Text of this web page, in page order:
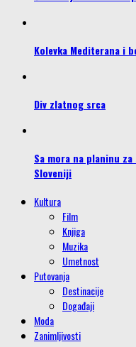
Kolevka Mediterana i
Div zlatnog srca
Sa mora na planinu
Sloveniji
Kultura
Film
Knjiga
Muzika
Umetnost
Putovanja
Destinacije
Događaji
Moda
Zanimljivosti